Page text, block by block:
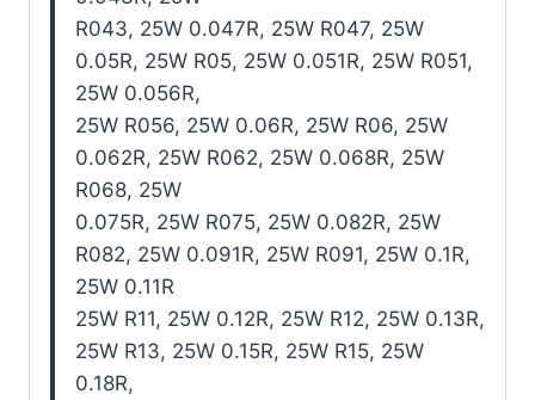
R043, 25W 0.047R, 25W R047, 25W
0.05R, 25W R05, 25W 0.051R, 25W R051,
25W 0.056R,
25W R056, 25W 0.06R, 25W R06, 25W
0.062R, 25W R062, 25W 0.068R, 25W
R068, 25W
0.075R, 25W R075, 25W 0.082R, 25W
R082, 25W 0.091R, 25W R091, 25W 0.1R,
25W 0.11R
25W R11, 25W 0.12R, 25W R12, 25W 0.13R,
25W R13, 25W 0.15R, 25W R15, 25W
0.18R,